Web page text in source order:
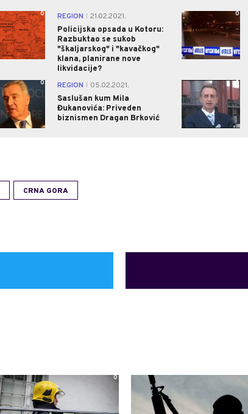
0 REGION
21.02.2021.
Policijska opsada u Kotoru:
Razbuktao se sukob
"škaljarskog" i "kavačkog"
klana, planirane nove
likvidacije?
0
0 REGION
05.02.2021.
Saslušan kum Mila
Đukanovića: Priveden
biznismen Dragan Brković
0
CRNA GORA
0